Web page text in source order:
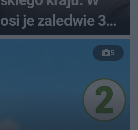
je zaledwie 3
kobiety
5